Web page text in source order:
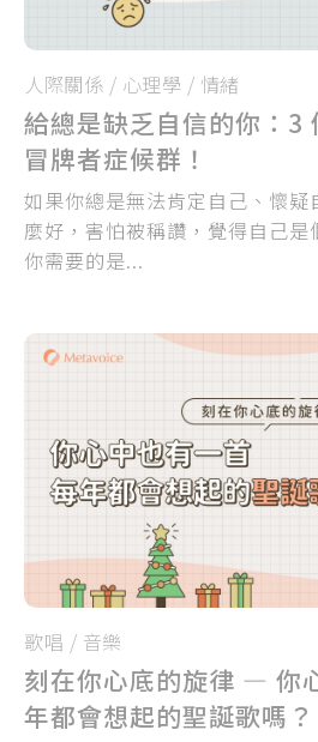
人際關係 / 心理學 / 情緒
給總是缺乏自信的你：3
冒牌者症候群！
如果你總是無法肯定自己、懷疑
麼好，害怕被稱讚，覺得自己是
你需要的是...
歌唱 / 音樂
刻在你心底的旋律 — 你
年都會想起的聖誕歌嗎？